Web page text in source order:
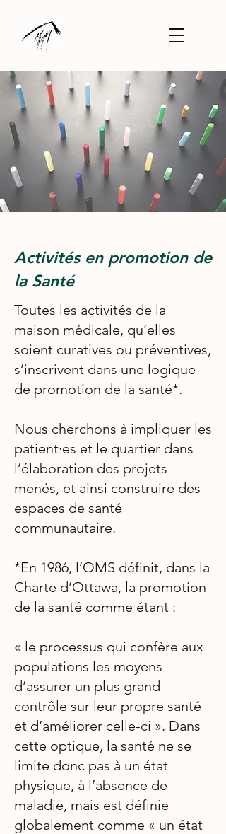
Activités en promotion de
la Santé
Toutes les activités de la
maison médicale, qu’elles
soient curatives ou préventives,
s’inscrivent dans une logique
de promotion de la santé*.
Nous cherchons à impliquer les
patient·es et le quartier dans
l’élaboration des projets
menés, et ainsi construire des
espaces de santé
communautaire.
*En 1986, l’OMS définit, dans la
Charte d’Ottawa, la promotion
de la santé comme étant :
« le processus qui confère aux
populations les moyens
d’assurer un plus grand
contrôle sur leur propre santé
et d’améliorer celle-ci ». Dans
cette optique, la santé ne se
limite donc pas à un état
physique, à l’absence de
maladie, mais est définie
globalement comme « un état